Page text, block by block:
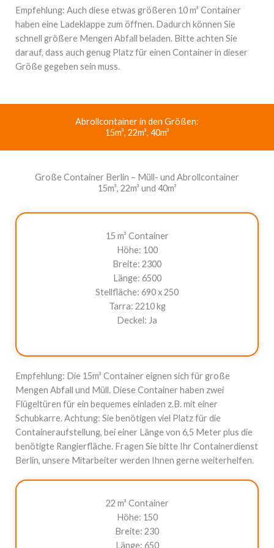
Empfehlung: Auch diese etwas größeren 10 m³ Container
haben eine Ladeklappe zum öffnen. Dadurch können Sie
schnell größere Mengen Abfall beladen. Bitte achten Sie
darauf, dass auch genug Platz für einen Container in dieser
Größe gegeben sein muss.
Abrollcontainer in den Größen:
15m³, 22m³, 40m³
Große Container Berlin – Müll- und Abrollcontainer
15m³, 22m³ und 40m³
15 m³ Container
Höhe: 100
Breite: 2300
Länge: 6500
Stellfläche: 690 x 250
Tarra: 2210 kg
Deckel: Ja
Empfehlung: Die 15m³ Container eignen sich für große
Mengen Abfall und Müll. Diese Container haben zwei
Flügeltüren für ein bequemes einladen z.B. mit einer
Schubkarre. Achtung: Sie benötigen viel Platz für die
Containeraufstellung, bei einer Länge von 6,5 Meter plus die
benötigte Rangierfläche. Fragen Sie bitte Ihr Containerdienst
Berlin, unsere Mitarbeiter werden Ihnen gerne weiterhelfen.
22 m³ Container
Höhe: 150
Breite: 230
Länge: 650